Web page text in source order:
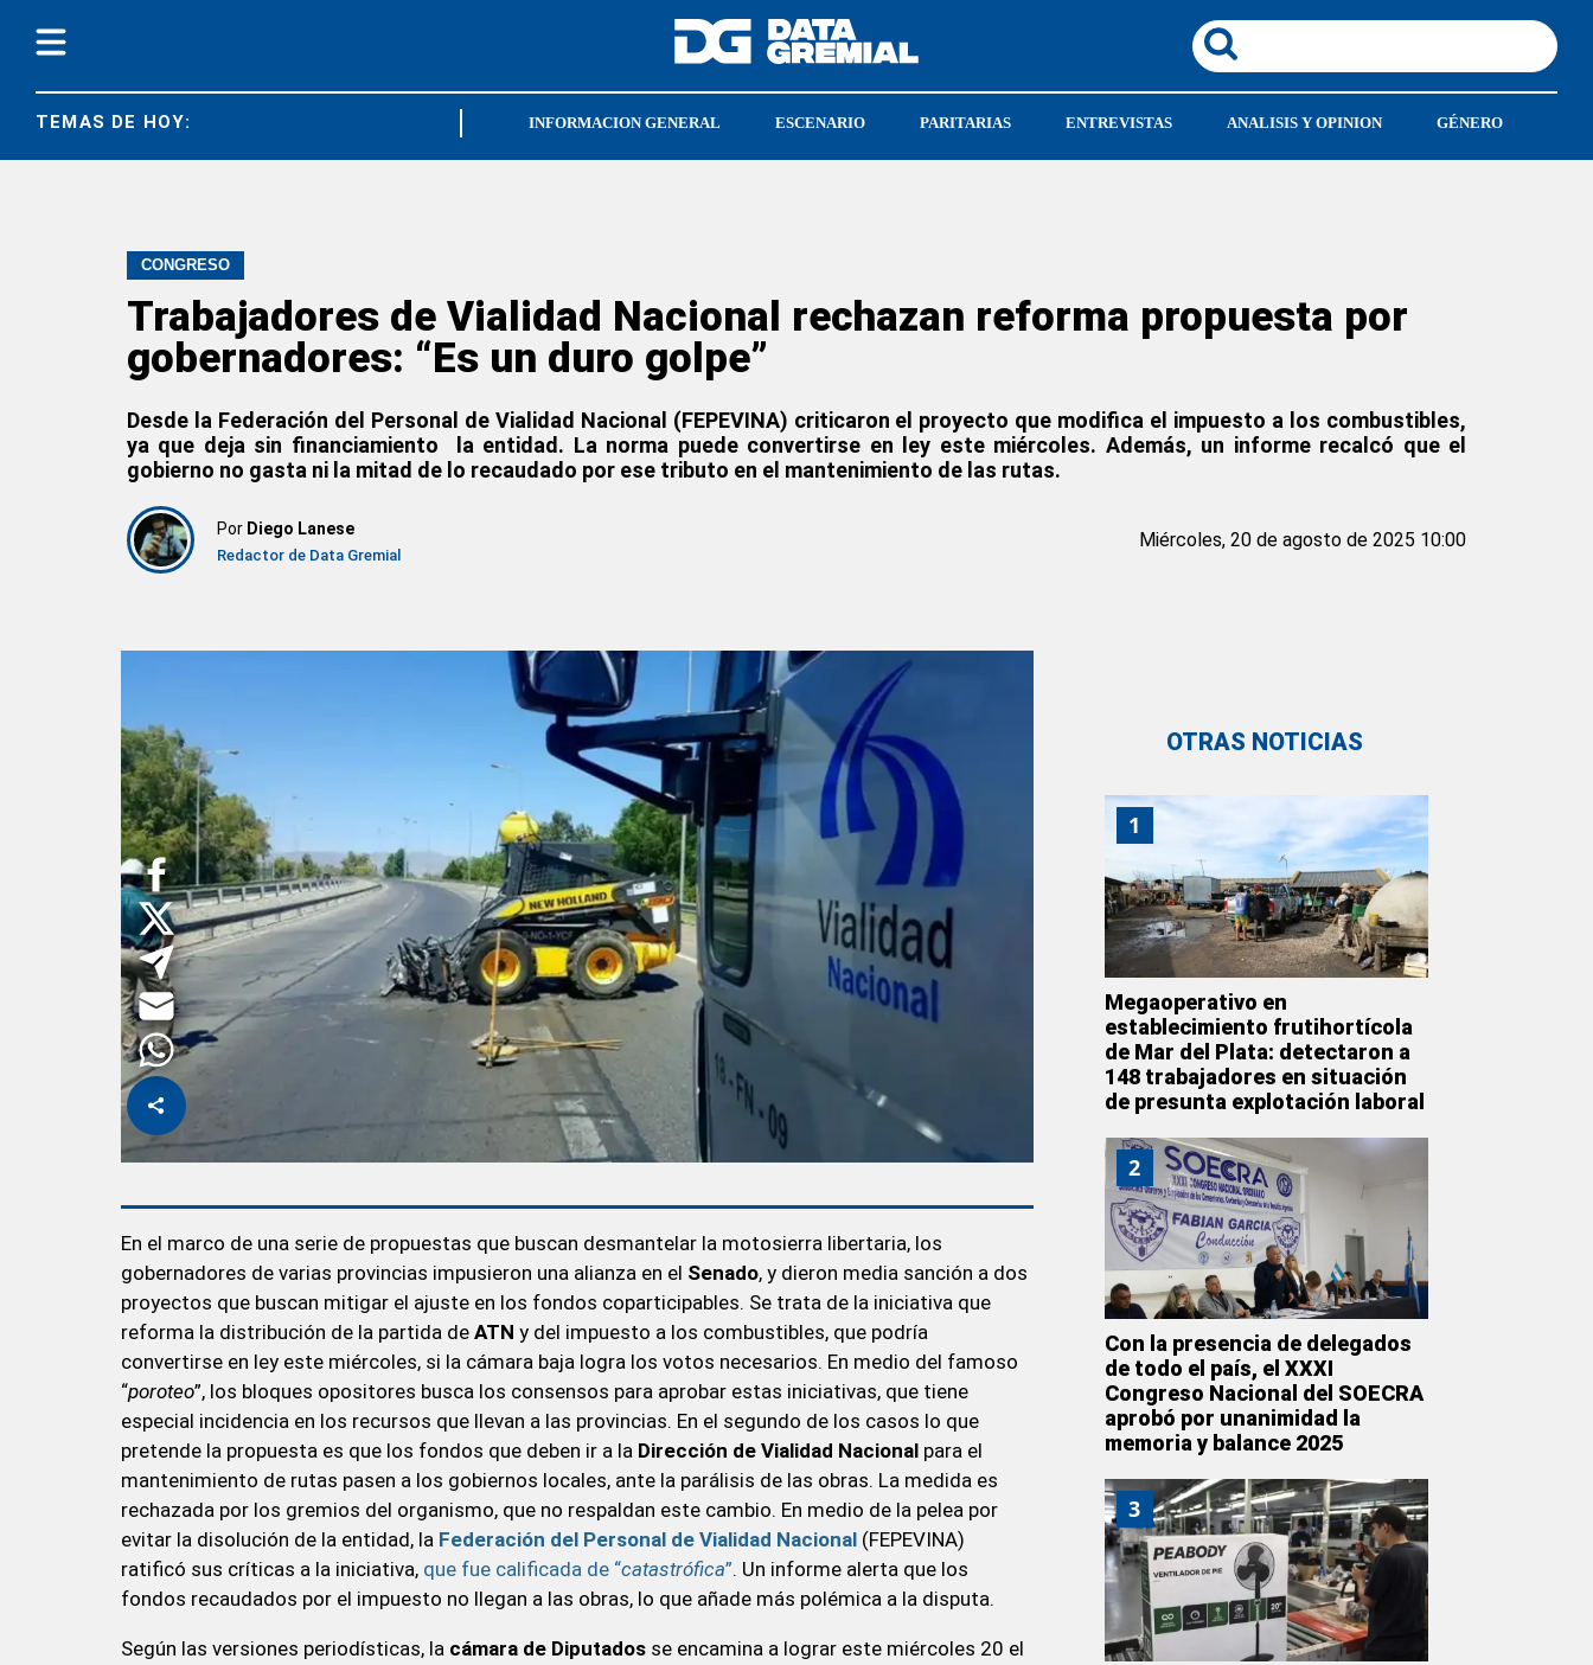
TEMAS DE HOY: CRISTIAN JERÓNIMO SOECRA
INFORMACION GENERAL ESCENARIO PARITARIAS ENTREVISTAS ANALISIS Y OPINION GÉNERO
CONGRESO
Trabajadores de Vialidad Nacional rechazan reforma propuesta por
gobernadores: “Es un duro golpe”
Desde la Federación del Personal de Vialidad Nacional (FEPEVINA) criticaron el proyecto que modifica el impuesto a los combustibles,
ya que deja sin financiamiento la entidad. La norma puede convertirse en ley este miércoles. Además, un informe recalcó que el
gobierno no gasta ni la mitad de lo recaudado por ese tributo en el mantenimiento de las rutas.
Por Diego Lanese
Redactor de Data Gremial
Miércoles, 20 de agosto de 2025 10:00
En el marco de una serie de propuestas que buscan desmantelar la motosierra libertaria, los
gobernadores de varias provincias impusieron una alianza en el Senado, y dieron media sanción a dos
proyectos que buscan mitigar el ajuste en los fondos coparticipables. Se trata de la iniciativa que
reforma la distribución de la partida de ATN y del impuesto a los combustibles, que podría
convertirse en ley este miércoles, si la cámara baja logra los votos necesarios. En medio del famoso
“poroteo”, los bloques opositores busca los consensos para aprobar estas iniciativas, que tiene
especial incidencia en los recursos que llevan a las provincias. En el segundo de los casos lo que
pretende la propuesta es que los fondos que deben ir a la Dirección de Vialidad Nacional para el
mantenimiento de rutas pasen a los gobiernos locales, ante la parálisis de las obras. La medida es
rechazada por los gremios del organismo, que no respaldan este cambio. En medio de la pelea por
evitar la disolución de la entidad, la Federación del Personal de Vialidad Nacional (FEPEVINA)
ratificó sus críticas a la iniciativa, que fue calificada de “catastrófica”. Un informe alerta que los
fondos recaudados por el impuesto no llegan a las obras, lo que añade más polémica a la disputa.
Según las versiones periodísticas, la cámara de Diputados se encamina a lograr este miércoles 20 el
OTRAS NOTICIAS
1
Megaoperativo en
establecimiento frutihortícola
de Mar del Plata: detectaron a
148 trabajadores en situación
de presunta explotación laboral
2
Con la presencia de delegados
de todo el país, el XXXI
Congreso Nacional del SOECRA
aprobó por unanimidad la
memoria y balance 2025
3